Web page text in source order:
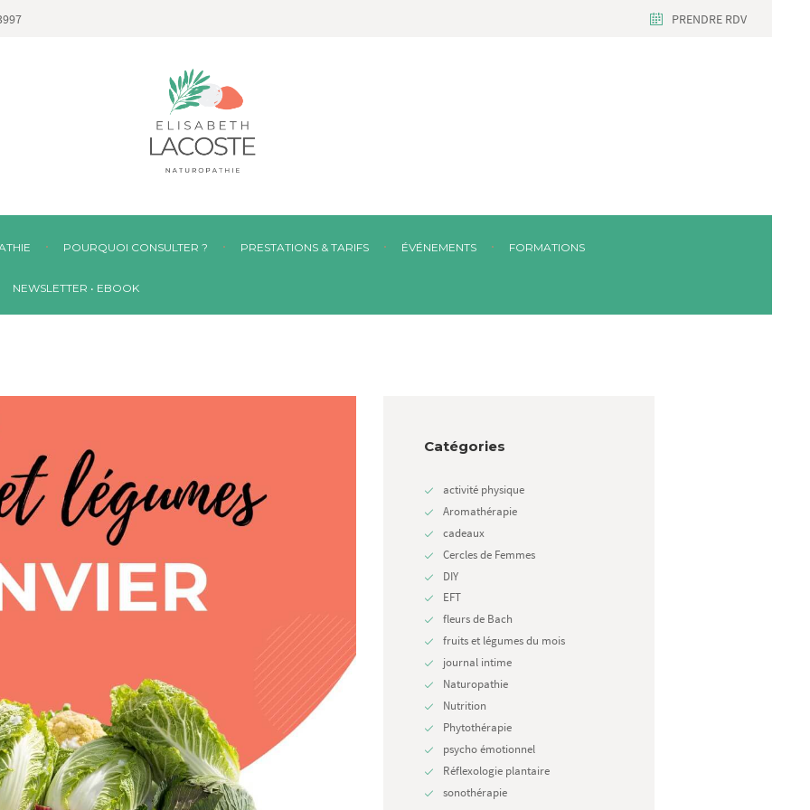
PRENDRE RDV
POURQUOI CONSULTER ? PRESTATIONS & TARIFS ÉVÉNEMENTS FORMATIONS
NEWSLETTER • EBOOK
Next item
Catégories
activité physique
Aromathérapie
cadeaux
Cercles de Femmes
DIY
EFT
fleurs de Bach
fruits et légumes du mois
journal intime
Naturopathie
Nutrition
Phytothérapie
psycho émotionnel
Réflexologie plantaire
sonothérapie